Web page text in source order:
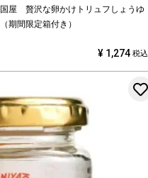
国屋 贅沢な卵かけトリュフしょうゆ
（期間限定箱付き）
¥ 1,274 税込